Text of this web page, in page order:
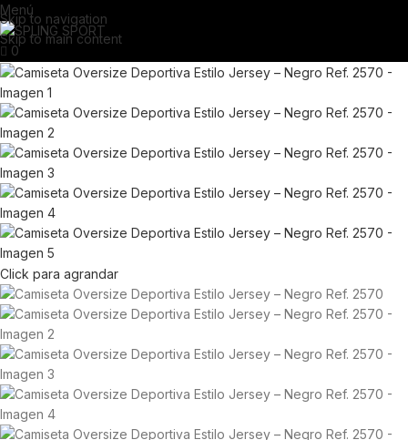
Skip to navigation
Skip to main content
Menú
0
Click para agrandar